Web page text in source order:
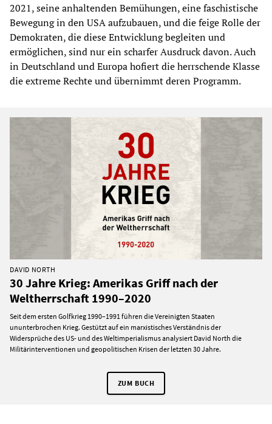
2021, seine anhaltenden Bemühungen, eine faschistische
Bewegung in den USA aufzubauen, und die feige Rolle der
Demokraten, die diese Entwicklung begleiten und
ermöglichen, sind nur ein scharfer Ausdruck davon. Auch
in Deutschland und Europa hofiert die herrschende Klasse
die extreme Rechte und übernimmt deren Programm.
DAVID NORTH
30 Jahre Krieg: Amerikas Griff nach der
Weltherrschaft 1990–2020
Seit dem ersten Golfkrieg 1990–1991 führen die Vereinigten Staaten
ununterbrochen Krieg. Gestützt auf ein marxistisches Verständnis der
Widersprüche des US- und des Weltimperialismus analysiert David North die
Militärinterventionen und geopolitischen Krisen der letzten 30 Jahre.
ZUM BUCH